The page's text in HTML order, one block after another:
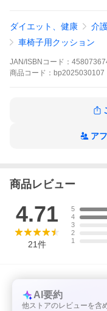
Point1 厚みのある高密
→お尻にかかる体重が分
Point2 姿勢を保持し安
→骨盤が安定し姿勢崩
→裏面の特殊な滑り止
→標準的な車いすに最
ダイエット、健康 介
車椅子用クッション
JAN/ISBNコード：
商品 コード： bp2025030107
ア
商品レビュー
4.71
21件
5
4
3
2
1
AI要約
他ストアのレビューを含